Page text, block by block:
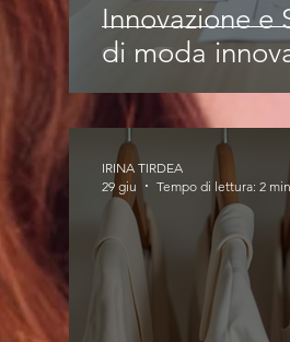
Innovazione e
di moda
IRINA TIRDEA
29 giu
Tempo di lettura: 2 min